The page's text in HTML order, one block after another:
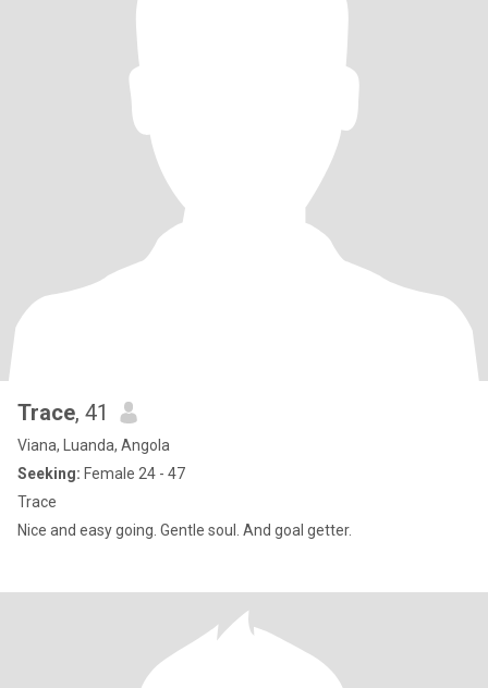
Trace, 41
Viana, Luanda, Angola
Seeking: Female 24 - 47
Trace
Nice and easy going. Gentle soul. And goal getter.